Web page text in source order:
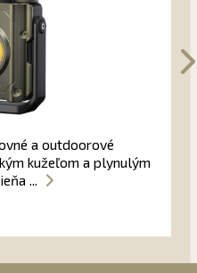
a outdoorové
kužeľom a plynulým
...